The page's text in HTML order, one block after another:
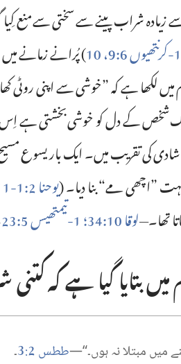
زیادہ شراب پینے سے سختی سے منع
1-‏کرنتھیوں 6:‏9،‏ 10 ‏)‏ پُرانے زمانے
لکھا ہے کہ ”‏خوشی سے اپنی
شخص کے دل کو خوشی بخشتی ہے
کی تقریب میں۔‏ ایک بار یسوع
”‏اچھی مے“‏ بنا دیا۔‏ (‏یوحنا 2:‏1-‏11
تھا۔‏—‏لوقا 10:‏34؛‏
بتایا گیا ہے کہ
میں مبتلا نہ ہوں۔‏“‏—‏ططس2
‏:‏
3‏۔‏